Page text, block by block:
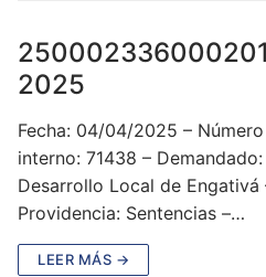
2025
Fecha: 04/04/2025 –
interno: 71438 –
Desarrollo Local de
Providencia: Sentencias –…
LEER MÁS →